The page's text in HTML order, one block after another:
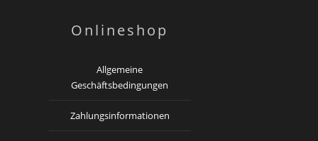
Onlineshop
Allgemeine
Geschäftsbedingungen
Zahlungsinformationen